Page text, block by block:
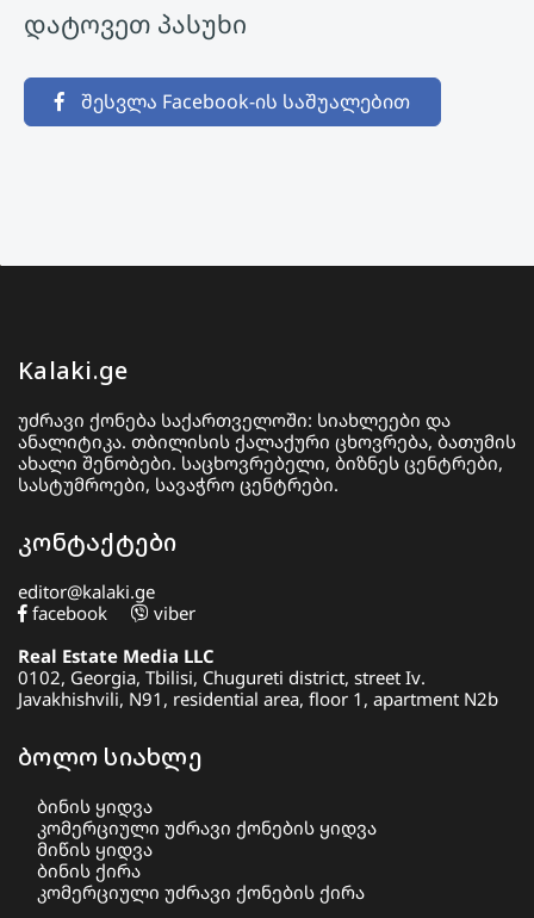
დატოვეთ პასუხი
შესვლა Facebook-ის საშუალებით
Kalaki.ge
უძრავი ქონება საქართველოში: სიახლეები და
ანალიტიკა. თბილისის ქალაქური ცხოვრება, ბათუმის
ახალი შენობები. საცხოვრებელი, ბიზნეს ცენტრები,
სასტუმროები, სავაჭრო ცენტრები.
კონტაქტები
editor@kalaki.ge
facebook
viber
Real Estate Media LLC
0102, Georgia, Tbilisi, Chugureti district, street Iv.
Javakhishvili, N91, residential area, floor 1, apartment N2b
ბოლო სიახლე
ბინის ყიდვა
კომერციული უძრავი ქონების ყიდვა
მიწის ყიდვა
ბინის ქირა
კომერციული უძრავი ქონების ქირა